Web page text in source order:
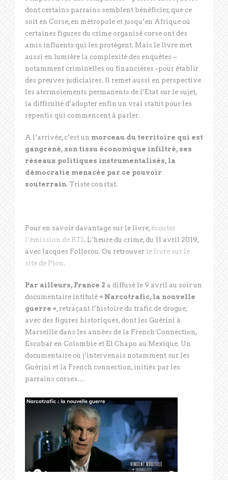
dont certains parrains semblent bénéficier, que ce
soit en Corse, en métropole et jusqu’en Afrique où
certaines figures du crime organisé corse ont des
amis influents qui les protègent. Mais le livre met
aussi en lumière la complexité des enquêtes –
notamment criminelles ou financières -pour établir
des preuves judiciaires. Il remet aussi en perspective
les atermoiements permanents de l’Etat sur le sujet,
la difficulté d’adopter enfin un vrai statut pour les
repentis qui commencent à parler.
A l’arrivée, c’est un morceau du territoire qui est
gangrené, son tissu économique infiltré, ses
réseaux politiques instrumentalisés, la
démocratie menacée par ce pouvoir
souterrain. Triste constat.
Pour en savoir davantage sur le livre, écouter
l’émission de RTL L’heure du crime, du 11 avril 2019,
avec Jacques Follorou. Ou retrouver le livre sur le
site de Plon.
Par ailleurs, France 2 a diffusé le 9 avril au soir un
documentaire intitulé « Narcotrafic, la nouvelle
guerre », retraçant l’histoire du trafic de drogue,
avec des figures historiques, dont les Guérini à
Marseille dans les années de la French Connection,
Escobar en Colombie et El Chapo au Mexique. Un
documentaire où j’intervenais notamment sur les
Guérini et la French connection, initiés par les
parrains corses…